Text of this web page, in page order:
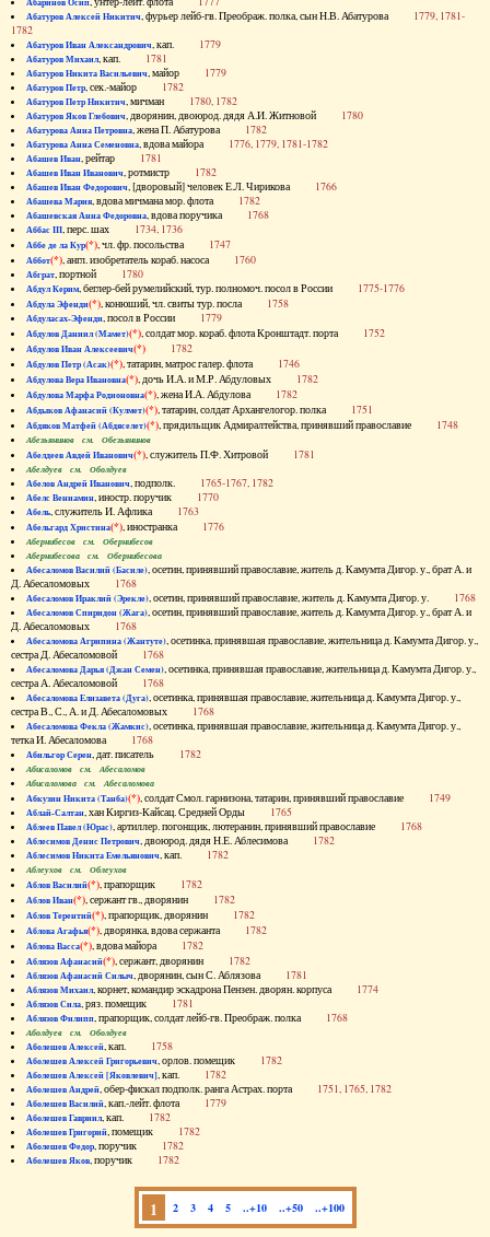
Абатуров Алексей Никитич, фурьер лейб-гв. Преображ. полка, сын Н.В. Абатурова 1779, 1781-
1782
Абатуров Иван Александрович, кап. 1779
Абатуров Михаил, кап. 1781
Абатуров Никита Васильевич, майор 1779
Абатуров Петр, сек.-майор 1782
Абатуров Петр Никитич, мичман 1780, 1782
Абатуров Яков Глебович, дворянин, двоюрод. дядя А.И. Житновой 1780
Абатурова Анна Петровна, жена П. Абатурова 1782
Абатурова Анна Семеновна, вдова майора 1776, 1779, 1781-1782
Абашев Иван, рейтар 1781
Абашев Иван Иванович, ротмистр 1782
Абашев Иван Федорович, [дворовый] человек Е.Л. Чирикова 1766
Абашева Мария, вдова мичмана мор. флота 1782
Абашевская Анна Федоровна, вдова поручика 1768
Аббас III, перс. шах 1734, 1736
Аббе де ла Кур(*), чл. фр. посольства 1747
Аббот(*), англ. изобретатель кораб. насоса 1760
Абграт, портной 1780
Абдул Керим, беглер-бей румелийский, тур. полномоч. посол в России 1775-1776
Абдула Эфенди(*), конюший, чл. свиты тур. посла 1758
Абдуласах-Эфенди, посол в России 1779
Абдулов Даниил (Мамет)(*), солдат мор. кораб. флота Кронштадт. порта 1752
Абдулов Иван Алексеевич(*) 1782
Абдулов Петр (Асак)(*), татарин, матрос галер. флота 1746
Абдулова Вера Ивановна(*), дочь И.А. и М.Р. Абдуловых 1782
Абдулова Марфа Родионовна(*), жена И.А. Абдулова 1782
Абдыков Афанасий (Кулмет)(*), татарин, солдат Архангелогор. полка 1751
Абдяков Матфей (Абдяселет)(*), прядильщик Адмиралтейства, принявший православие 1748
Абезьянинов см. Обезьянинов
Абелдеев Авдей Иванович(*), служитель П.Ф. Хитровой 1781
Абелдуев см. Оболдуев
Абелов Андрей Иванович, подполк. 1765-1767, 1782
Абелс Вениамин, иностр. поручик 1770
Абель, служитель И. Афлика 1763
Абельгард Христина(*), иностранка 1776
Абернибесов см. Обернибесов
Абернибесова см. Обернибесова
Абесаломов Василий (Басиле), осетин, принявший православие, житель д. Камумта Дигор. у., брат А. и
Д. Абесаломовых 1768
Абесаломов Ираклий (Эрекле), осетин, принявший православие, житель д. Камумта Дигор. у. 1768
Абесаломов Спиридон (Жага), осетин, принявший православие, житель д. Камумта Дигор. у., брат А. и
Д. Абесаломовых 1768
Абесаломова Агрипина (Жантуте), осетинка, принявшая православие, жительница д. Камумта Дигор. у.,
сестра Д. Абесаломовой 1768
Абесаломова Дарья (Джан Семен), осетинка, принявшая православие, жительница д. Камумта Дигор. у.,
сестра А. Абесаломовой 1768
Абесаломова Елизавета (Дуга), осетинка, принявшая православие, жительница д. Камумта Дигор. у.,
сестра В., С., А. и Д. Абесаломовых 1768
Абесаломова Фекла (Жамкис), осетинка, принявшая православие, жительница д. Камумта Дигор. у.,
тетка И. Абесаломова 1768
Абильгор Серен, дат. писатель 1782
Абисаломов см. Абесаломов
Абисаломова см. Абесаломова
Абкузин Никита (Танба)(*), солдат Смол. гарнизона, татарин, принявший православие 1749
Аблай-Салтан, хан Киргиз-Кайсац. Средней Орды 1765
Аблеев Павел (Юрас), артиллер. погонщик, лютеранин, принявший православие 1768
Аблесимов Денис Петрович, двоюрод. дядя Н.Е. Аблесимова 1782
Аблесимов Никита Емельянович, кап. 1782
Аблеухов см. Облеухов
Аблов Василий(*), прапорщик 1782
Аблов Иван(*), сержант гв., дворянин 1782
Аблов Терентий(*), прапорщик, дворянин 1782
Аблова Агафья(*), дворянка, вдова сержанта 1782
Аблова Васса(*), вдова майора 1782
Аблязов Афанасий(*), сержант, дворянин 1782
Аблязов Афанасий Силыч, дворянин, сын С. Аблязова 1781
Аблязов Михаил, корнет, командир эскадрона Пензен. дворян. корпуса 1774
Аблязов Сила, ряз. помещик 1781
Аблязов Филипп, прапорщик, солдат лейб-гв. Преображ. полка 1768
Аболдуев см. Оболдуев
Аболешев Алексей, кап. 1758
Аболешев Алексей Григорьевич, орлов. помещик 1782
Аболешев Алексей [Яковлевич], кап. 1782
Аболешев Андрей, обер-фискал подполк. ранга Астрах. порта 1751, 1765, 1782
Аболешев Василий, кап.-лейт. флота 1779
Аболешев Гавриил, кап. 1782
Аболешев Григорий, помещик 1782
Аболешев Федор, поручик 1782
Аболешев Яков, поручик 1782
1 2 3 4 5 ..+10 ..+50 ..+100